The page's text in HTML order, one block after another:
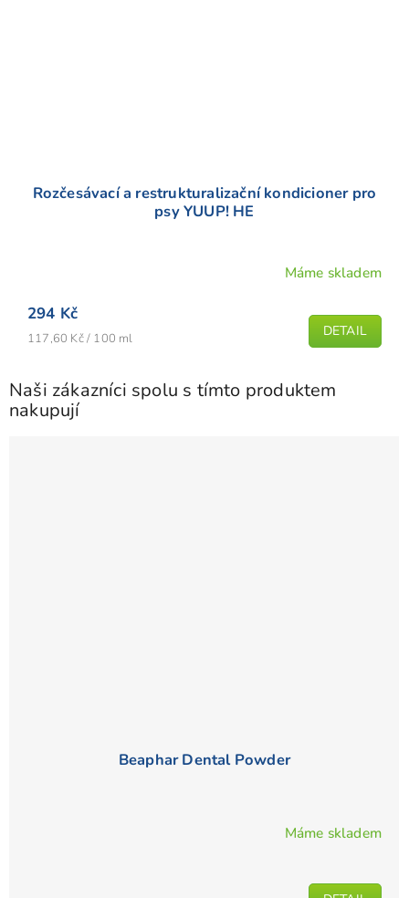
Rozčesávací a restrukturalizační kondicioner pro
psy YUUP! HE
produktu
je
5
hvězdiček.
Máme skladem
294 Kč
Měrná
117,60 Kč / 100 ml DETAIL
Naši zákazníci spolu s tímto produktem
nakupují
Beaphar Dental Powder
Máme skladem